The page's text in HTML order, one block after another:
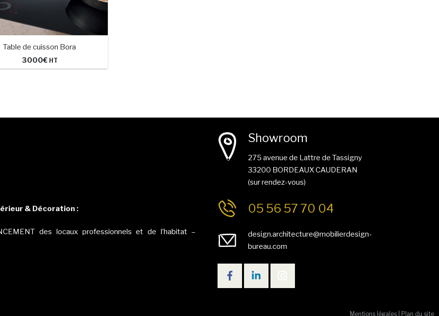
Table de cuisson Bora
3000€ HT
& Décoration :
des locaux professionnels et de l’habitat –
Showroom
275 avenue de Lattre de Tassigny
33200 BORDEAUX CAUDERAN
(sur rendez-vous)
05 56 57 70 04
design.architecture@mobilierdesign-
bureau.com
Mentions légales Plan du site